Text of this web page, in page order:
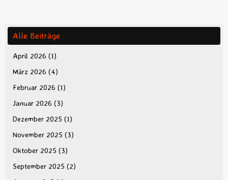
Alle Beiträge
April 2026 (1)
März 2026 (4)
Februar 2026 (1)
Januar 2026 (3)
Dezember 2025 (1)
November 2025 (3)
Oktober 2025 (3)
September 2025 (2)